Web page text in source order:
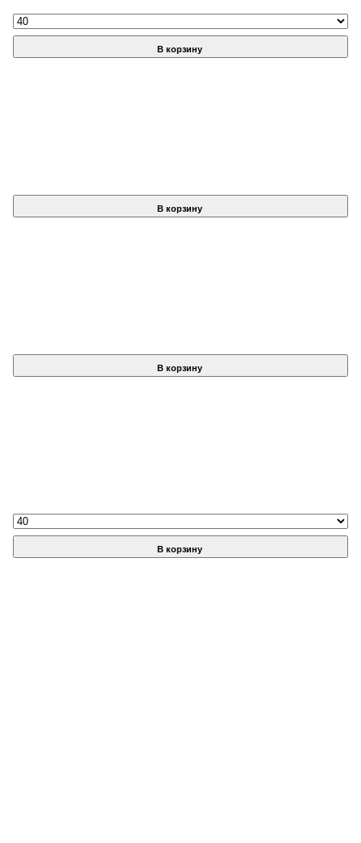
В корзину
В корзину
В корзину
В корзину